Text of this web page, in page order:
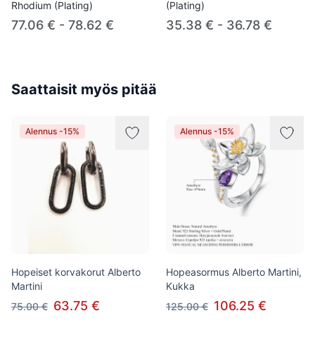
Rhodium (Plating)
77.06 € - 78.62 €
(Plating)
35.38 € - 36.78 €
Saattaisit myös pitää
Alennus -15%
Hopeiset korvakorut Alberto
Martini
75.00 € 63.75 €
Alennus -15%
Hopeasormus Alberto Martini,
Kukka
125.00 € 106.25 €